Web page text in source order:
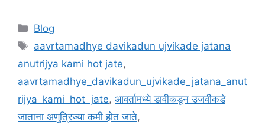
Categories
Blog
Tags
aavrtamadhye davikadun ujvikade jatana
anutrijya kami hot jate,
aavrtamadhye_davikadun_ujvikade_jatana_anut
rijya_kami_hot_jate, आवर्तामध्ये डावीकडून उजवीकडे
जाताना अणुत्रिज्या कमी होत जाते,